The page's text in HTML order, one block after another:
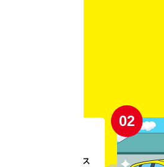
。ガソリンス
02